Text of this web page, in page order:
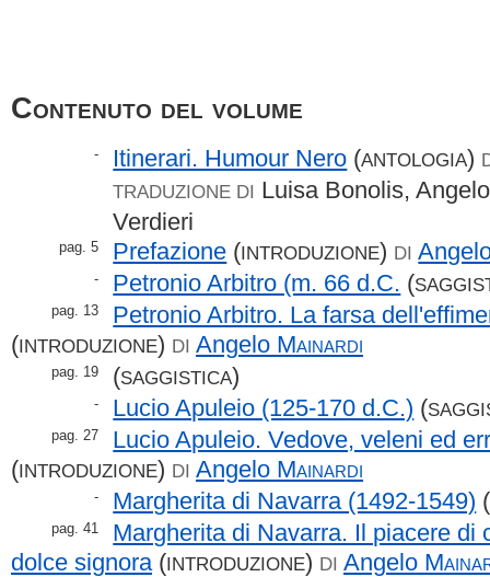
Contenuto del volume
- Itinerari. Humour Nero (ANTOLOGIA)
TRADUZIONE DI Luisa Bonolis,
Verdieri
pag. 5 Prefazione (INTRODUZIONE) DI
- Petronio Arbitro (m. 66 d.C. (
pag. 13
Petronio Arbitro. La farsa
(INTRODUZIONE) DI Angelo Mainardi
pag. 19 (SAGGISTICA)
- Lucio Apuleio (125-170 d.C.) (
pag. 27
Lucio Apuleio. Vedove, veleni ed
(INTRODUZIONE) DI Angelo Mainardi
- Margherita di Navarra (1492-1549) (
pag. 41
Margherita di Navarra. Il piacere di
dolce signora (INTRODUZIONE) DI Angelo